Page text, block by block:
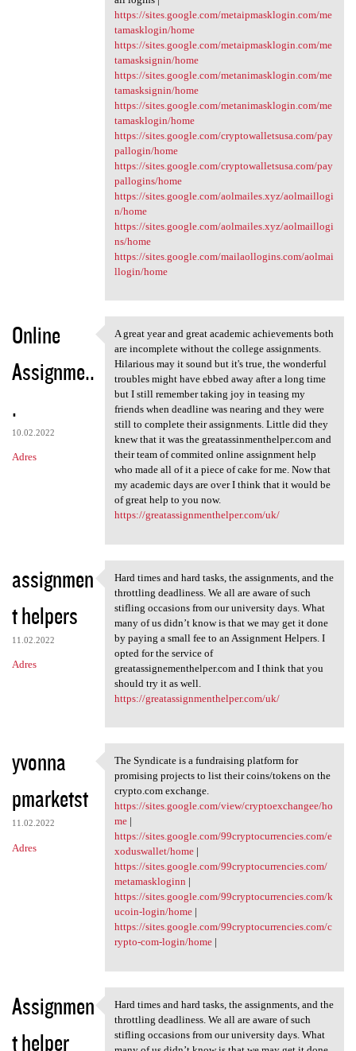
https://sites.google.com/metaipmasklogin.com/me
tamasklogin/home
https://sites.google.com/metaipmasklogin.com/me
tamasksignin/home
https://sites.google.com/metanimasklogin.com/me
tamasksignin/home
https://sites.google.com/metanimasklogin.com/me
tamasklogin/home
https://sites.google.com/cryptowalletsusa.com/pay
pallogin/home
https://sites.google.com/cryptowalletsusa.com/pay
pallogins/home
https://sites.google.com/aolmailes.xyz/aolmaillogi
n/home
https://sites.google.com/aolmailes.xyz/aolmaillogi
ns/home
https://sites.google.com/mailaollogins.com/aolmai
llogin/home
Online
Assignme..
.
10.02.2022
Adres
A great year and great
A great year and great academic achievements both
are incomplete without the college assignments.
Hilarious may it sound but it's true, the wonderful
troubles might have ebbed away after a long time
but I still remember taking joy in teasing my
friends when deadline was nearing and they were
still to complete their assignments. Little did they
knew that it was the greatassinmenthelper.com and
their team of commited online assignment help
who made all of it a piece of cake for me. Now that
my academic days are over I think that it would be
of great help to you now.
https://greatassignmenthelper.com/uk/
assignmen
t helpers
11.02.2022
Adres
Hard times and hard tasks,
Hard times and hard tasks, the assignments, and the
throttling deadliness. We all are aware of such
stifling occasions from our university days. What
many of us didn’t know is that we may get it done
by paying a small fee to an Assignment Helpers. I
opted for the service of
greatassignementhelper.com and I think that you
should try it as well.
https://greatassignmenthelper.com/uk/
yvonna
pmarketst
11.02.2022
Adres
The Syndicate is a
The Syndicate is a fundraising platform for
promising projects to list their coins/tokens on the
crypto.com exchange.
https://sites.google.com/view/cryptoexchangee/ho
me|
https://sites.google.com/99cryptocurrencies.com/e
xoduswallet/home|
https://sites.google.com/99cryptocurrencies.com/
metamaskloginn |
https://sites.google.com/99cryptocurrencies.com/k
ucoin-login/home|
https://sites.google.com/99cryptocurrencies.com/c
rypto-com-login/home|
Assignmen
t helper
Hard times and hard tasks,
Hard times and hard tasks, the assignments, and the
throttling deadliness. We all are aware of such
stifling occasions from our university days. What